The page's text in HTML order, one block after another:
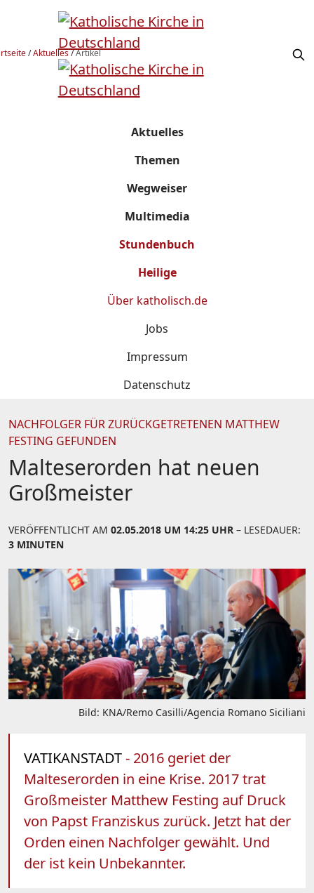
/Aktuelles/Artikel
Aktuelles
Themen
Wegweiser
Multimedia
Stundenbuch
Heilige
Über katholisch.de
Jobs
Impressum
Datenschutz
NACHFOLGER FÜR ZURÜCKGETRETENEN MATTHEW
FESTING GEFUNDEN
Malteserorden hat neuen
Großmeister
VERÖFFENTLICHT AM 02.05.2018 UM 14:25 UHR – LESEDAUER:
3 MINUTEN
Bild: KNA/Remo Casilli/Agencia Romano Siciliani
VATIKANSTADT- 2016 geriet der
Malteserorden in eine Krise. 2017 trat
Großmeister Matthew Festing auf Druck
von Papst Franziskus zurück. Jetzt hat der
Orden einen Nachfolger gewählt. Und
der ist kein Unbekannter.